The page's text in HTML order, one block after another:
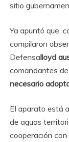
sitio
Ya apuntó que,
compilaron
Defensalloyd
comandantes
necesario
El aparato está
de aguas
cooperación con